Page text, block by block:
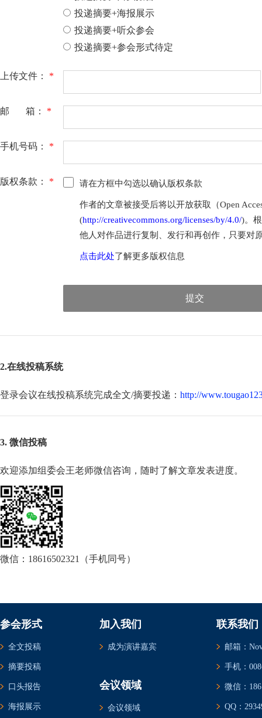
投递摘要+海报展示
投递摘要+听众参会
投递摘要+参会形式待定
上传文件： *
邮 箱： *
手机号码： *
版权条款： * 请在方框中勾选以确认版权条款
作者的文章被接受后将以开放获取（Open
(http://creativecommons.org/licenses/by/4.0/)。
他人对作品进行复制、发行和再创作，只要对
点击此处了解更多版权信息
提交
2.在线投稿系统
登录会议在线投稿系统完成全文/摘要投递： http://
3. 微信投稿
欢迎添加组委会王老师微信咨询，随时了解文章发表进度。
微信：18616502321（手机同号）
参会形式
全文投稿
摘要投稿
口头报告
海报展示
加入我们
成为演讲嘉宾
会议领域
会议领域
联系我们
邮箱：
手机：
微信：
QQ：